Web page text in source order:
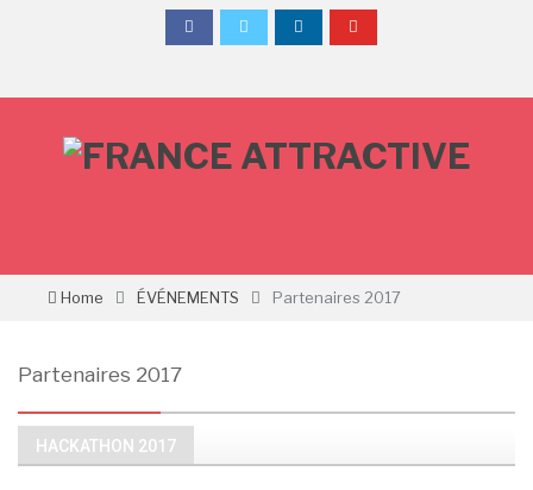
Home ÉVÉNEMENTS Partenaires 2017
Partenaires 2017
HACKATHON 2017